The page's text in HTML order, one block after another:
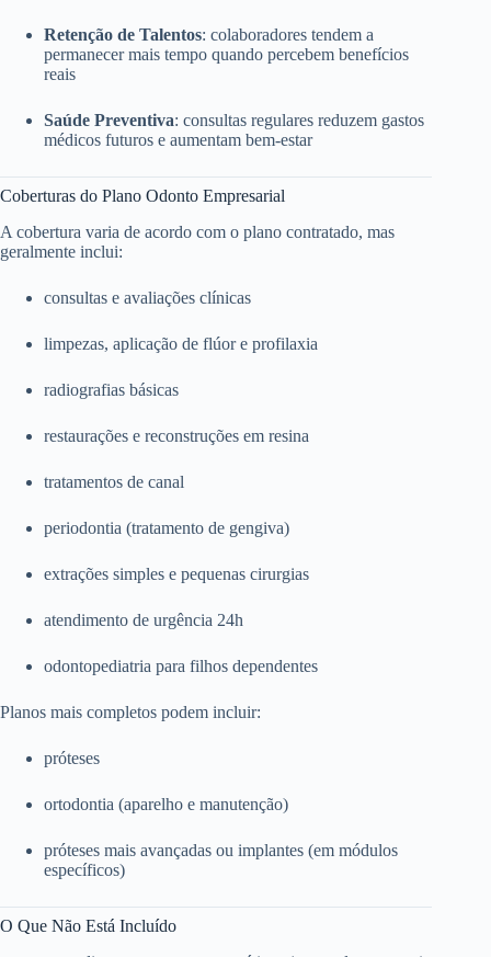
Retenção de Talentos: colaboradores tendem a
permanecer mais tempo quando percebem benefícios
reais
Saúde Preventiva: consultas regulares reduzem gastos
médicos futuros e aumentam bem-estar
Coberturas do Plano Odonto Empresarial
A cobertura varia de acordo com o plano contratado, mas
geralmente inclui:
consultas e avaliações clínicas
limpezas, aplicação de flúor e profilaxia
radiografias básicas
restaurações e reconstruções em resina
tratamentos de canal
periodontia (tratamento de gengiva)
extrações simples e pequenas cirurgias
atendimento de urgência 24h
odontopediatria para filhos dependentes
Planos mais completos podem incluir:
próteses
ortodontia (aparelho e manutenção)
próteses mais avançadas ou implantes (em módulos
específicos)
O Que Não Está Incluído